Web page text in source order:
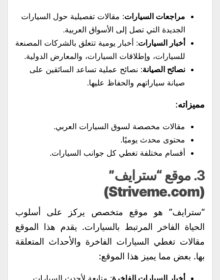
مراجعات السيارات: مقالات تفصيلية حول السيارات
الجديدة التي تصل إلى الأسواق العربية.
أخبار السيارات: أخبار يومية تتعلق بالشركات المصنعة
للسيارات، وإطلاقات السيارات، والمعارض الدولية.
نصائح الصيانة: نصائح عملية تساعد السائقين على
صيانة سياراتهم والحفاظ عليها.
مميزاته:
مقالات مخصصة لسوق السيارات العربي.
محتوى محدث يوميًا.
أقسام مختلفة تغطي كل جوانب السيارات.
3. موقع “سترايف”
(Striveme.com)
“سترايف” هو موقع متخصص يركز على أسلوب
الحياة الفاخر المرتبط بالسيارات. يقدم هذا الموقع
مقالات تغطي السيارات الفاخرة والأحداث المتعلقة
بها. بعض مما يميز هذا الموقع:
أخبار السيارات الفاخرة: متابعة لأحدث السيارات